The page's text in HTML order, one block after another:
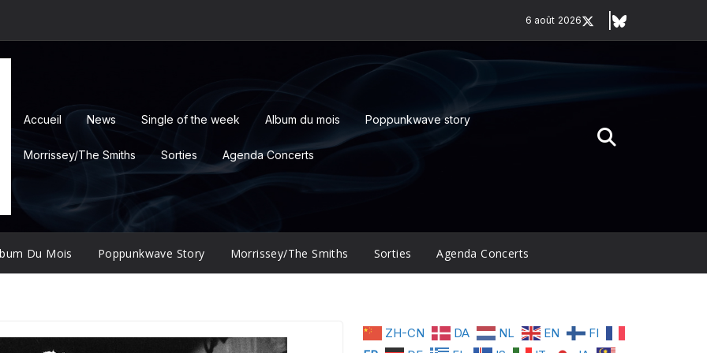
6 août 2026
Accueil News Single of the week Album du mois Poppunkwave story
Morrissey/The Smiths Sorties Agenda Concerts
Du Mois Poppunkwave Story Morrissey/The Smiths Sorties Agenda Concerts
ZH-CN DA NL EN
FI